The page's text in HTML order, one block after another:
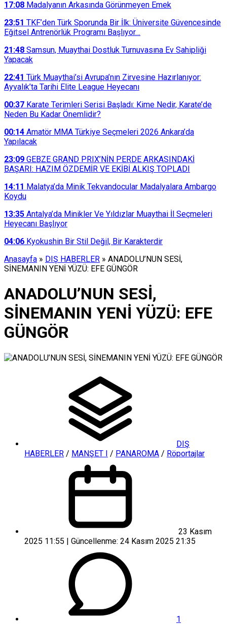
17:08 Madalyanın Arkasında Görünmeyen Emek
23:51 TKF’den Türk Sporunda Bir İlk: Üniversite Güvencesinde
Eğitsel Antrenörlük Programı Başlıyor…
21:48 Samsun, Muaythai Dostluk Turnuvasına Ev Sahipliği
Yapacak
22:41 Türk Muaythai’si Avrupa’nın Zirvesine Hazırlanıyor:
Ayvalık’ta Tarihi Elite League Heyecanı
00:37 Karate Terimleri Serisi Başladı: Kime Nedir, Karate’de
Neden Bu Kadar Önemlidir?
00:14 Amatör MMA Türkiye Seçmeleri 2026 Ankara’da
Yapılacak
23:09 GEBZE GRAND PRIX’NİN PERDE ARKASINDAKİ
BAŞARI: HAZIM ÖZDEMİR VE EKİBİ ALKIŞ TOPLADI
14:11 Malatya’da Minik Tekvandocular Madalyalara Ambargo
Koydu
13:35 Antalya’da Minikler Ve Yıldızlar Muaythai İl Seçmeleri
Heyecanı Başlıyor
04:06 Kyokushin Bir Stil Değil, Bir Karakterdir
Anasayfa » DIŞ HABERLER » ANADOLU’NUN SESİ,
SİNEMANIN YENİ YÜZÜ: EFE GÜNGÖR
ANADOLU’NUN SESİ,
SİNEMANIN YENİ YÜZÜ: EFE
GÜNGÖR
DIŞ
HABERLER / MANŞET I / PANAROMA / Röportajlar
23 Kasım
2025 11:55 | Güncellenme: 24 Kasım 2025 21:35
1